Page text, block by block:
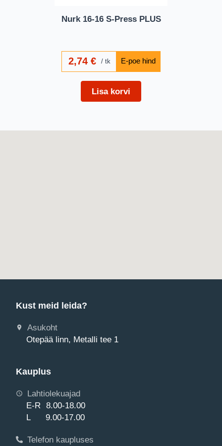
Nurk 16-16 S-Press PLUS
2,74€ tk
Lisa korvi
Kust meid leida?
Asukoht
Otepää linn, Metalli tee 1
Kauplus
Lahtiolekuajad
E-R 8.00-18.00
L 9.00-17.00
Telefon kaupluses